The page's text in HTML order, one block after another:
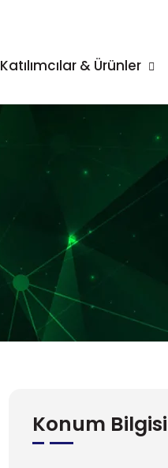
Katılımcılar & Ürünler
Konum Bilgisi